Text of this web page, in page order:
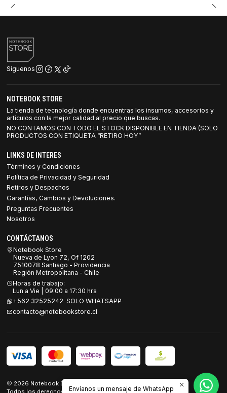
Síguenos
NOTEBOOK STORE
La tienda de tecnología donde encuentras los insumos, accesorios y
artículos con la mejor calidad al precio que buscas.
NO CONTAMOS CON TODO EL STOCK DISPONIBLE EN TIENDA (SOLO
PRODUCTOS CON ETIQUETA “RETIRO HOY”
LINKS DE INTERES
Términos y Condiciones
Política de Privacidad y Seguridad
Retiros y Despachos
Garantías, Cambios y Devoluciones.
Preguntas Frecuentes
Nosotros
CONTÁCTANOS
Notebook Store
Nueva de Lyon 72, Of 1202
7510078 Santiago - Providencia
Región Metropolitana - Chile
Horas de trabajo:
Lun a Vie | 09:00 a 17:30 hrs
+562 32525242 SOLO WHATSAPP
contacto@notebookstore.cl
2026 Notebook Store.
Todos los derechos reservados.Desarrollado por Jumpseller
Envíanos un mensaje de WhatsApp